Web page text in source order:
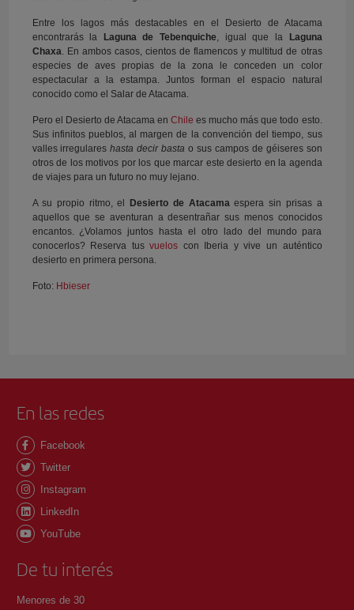
Entre los lagos más destacables en el Desierto de Atacama
encontrarás la Laguna de Tebenquiche , igual que la
Laguna
Chaxa . En ambos casos, cientos de flamencos y multitud de otras
especies de aves propias de la zona le conceden un color
espectacular a la estampa. Juntos forman el espacio natural
conocido como el Salar de Atacama.
Pero el Desierto de Atacama en Chile es mucho más que todo esto.
Sus infinitos pueblos, al margen de la convención del tiempo, sus
valles irregulareshasta decir basta o sus campos de géiseres son
otros de los motivos por los que marcar este desierto en la agenda
de viajes para un futuro no muy lejano.
A su propio ritmo, el Desierto de Atacama espera sin prisas a
aquellos que se aventuran a desentrañar sus menos conocidos
encantos. ¿Volamos juntos hasta el otro lado del mundo para
conocerlos? Reserva tusvuelos con Iberia y vive un auténtico
desierto en primera persona.
Foto: Hbieser
En las redes
Facebook
Twitter
Instagram
LinkedIn
YouTube
De tu interés
Menores de 30